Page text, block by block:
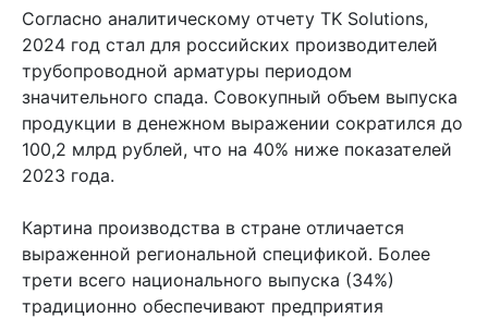
Согласно аналитическому отчету TK Solutions,
2024 год стал для российских производителей
трубопроводной арматуры периодом
значительного спада. Совокупный объем выпуска
продукции в денежном выражении сократился до
100,2 млрд рублей, что на 40% ниже показателей
2023 года.
Картина производства в стране отличается
выраженной региональной спецификой. Более
трети всего национального выпуска (34%)
традиционно обеспечивают предприятия